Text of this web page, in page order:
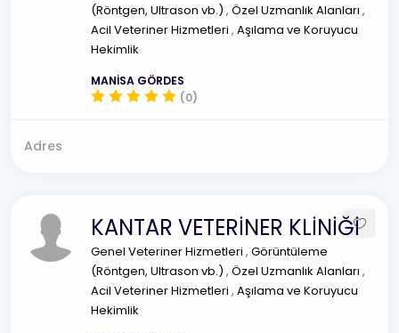
(Röntgen, Ultrason vb.) , Özel Uzmanlık Alanları ,
Acil Veteriner Hizmetleri , Aşılama ve Koruyucu
Hekimlik
MANİSA GÖRDES
(0)
Adres
KANTAR VETERİNER KLİNİĞİ
Genel Veteriner Hizmetleri , Görüntüleme
(Röntgen, Ultrason vb.) , Özel Uzmanlık Alanları ,
Acil Veteriner Hizmetleri , Aşılama ve Koruyucu
Hekimlik